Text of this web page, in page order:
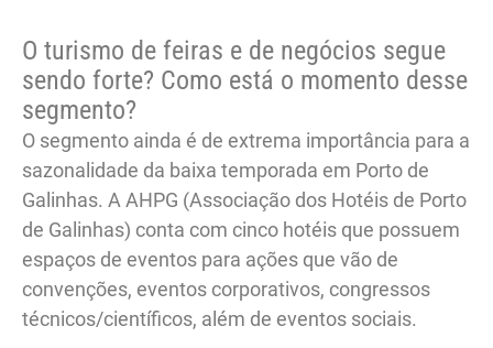
O turismo de feiras e de negócios segue
sendo forte? Como está o momento desse
segmento?
O segmento ainda é de extrema importância para a
sazonalidade da baixa temporada em Porto de
Galinhas. A AHPG (Associação dos Hotéis de Porto
de Galinhas) conta com cinco hotéis que possuem
espaços de eventos para ações que vão de
convenções, eventos corporativos, congressos
técnicos/científicos, além de eventos sociais.